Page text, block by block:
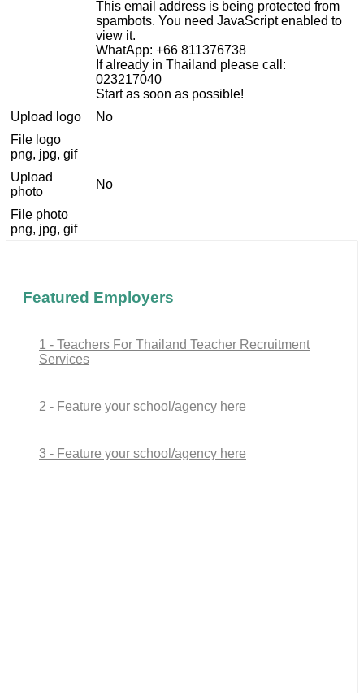
This email address is being protected from
spambots. You need JavaScript enabled to
view it.
WhatApp: +66 811376738
If already in Thailand please call:
023217040
Start as soon as possible!
Upload logo
No
File logo
png, jpg, gif
Upload
photo
No
File photo
png, jpg, gif
Featured Employers
1 - Teachers For Thailand Teacher Recruitment
Services
2 - Feature your school/agency here
3 - Feature your school/agency here